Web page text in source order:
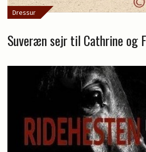
Dressur
Suveræn sejr til Cathrine og